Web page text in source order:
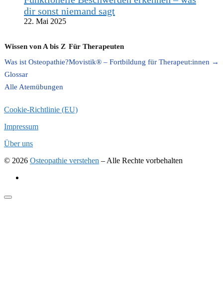
dir sonst niemand sagt
22. Mai 2025
Wissen von A bis Z
Was ist Osteopathie?
Glossar
Alle Atemübungen
Für Therapeuten
Movistik® – Fortbildung für Therapeut:innen →
Cookie-Richtlinie (EU)
Impressum
Über uns
© 2026 Osteopathie verstehen – Alle Rechte vorbehalten